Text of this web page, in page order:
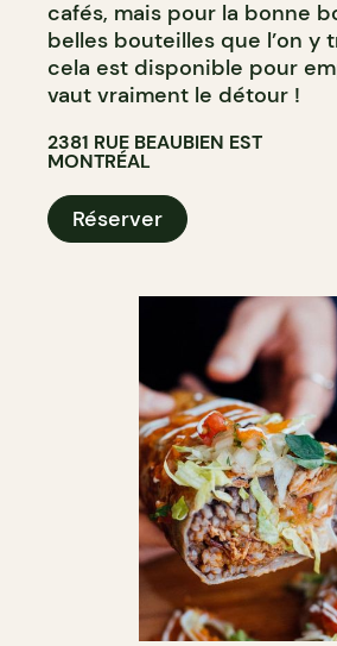
cafés, mais pour la bonne
belles bouteilles que l’on y
cela est disponible pour
vaut vraiment le détour !
2381 RUE BEAUBIEN EST
MONTRÉAL
Réserver